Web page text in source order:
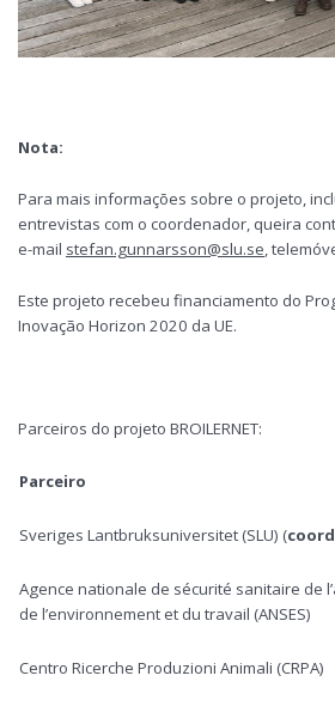
Nota:
Para mais informações sobre o projeto,
entrevistas com o coordenador, queira
e-mail stefan.gunnarsson@slu.se,
Este projeto recebeu financiamento do
Inovação Horizon 2020 da UE.
Parceiros do projeto BROILERNET:
Parceiro
Sveriges Lantbruksuniversitet (SLU) (
Agence nationale de sécurité sanitaire de
de l’environnement et du travail (ANSES)
Centro Ricerche Produzioni Animali (CRPA)